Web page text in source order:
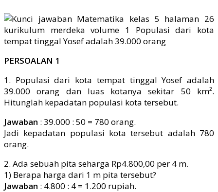
PERSOALAN 1
1. Populasi dari kota tempat tinggal Yosef adalah
39.000 orang dan luas kotanya sekitar 50 km².
Hitunglah kepadatan populasi kota tersebut.
Jawaban : 39.000 : 50 = 780 orang.
Jadi kepadatan populasi kota tersebut adalah 780
orang.
2. Ada sebuah pita seharga Rp4.800,00 per 4 m.
1) Berapa harga dari 1 m pita tersebut?
Jawaban : 4.800 : 4 = 1.200 rupiah.